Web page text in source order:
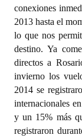
conexiones
2013 hasta el
lo que nos
destino. Ya
directos a
invierno los
2014 se
internacionales
y un 15% más
registraron